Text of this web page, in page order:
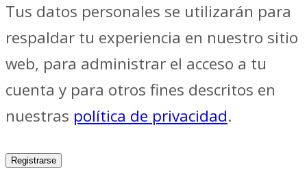
Tus datos personales se utilizarán para
respaldar tu experiencia en nuestro sitio
web, para administrar el acceso a tu
cuenta y para otros fines descritos en
nuestras política de privacidad.
Registrarse